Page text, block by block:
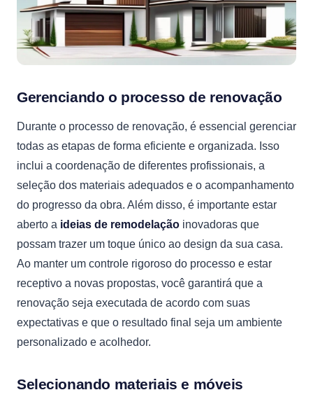
Gerenciando o processo de renovação
Durante o processo de renovação, é essencial gerenciar
todas as etapas de forma eficiente e organizada. Isso
inclui a coordenação de diferentes profissionais, a
seleção dos materiais adequados e o acompanhamento
do progresso da obra. Além disso, é importante estar
aberto a ideias de remodelação inovadoras que
possam trazer um toque único ao design da sua casa.
Ao manter um controle rigoroso do processo e estar
receptivo a novas propostas, você garantirá que a
renovação seja executada de acordo com suas
expectativas e que o resultado final seja um ambiente
personalizado e acolhedor.
Selecionando materiais e móveis